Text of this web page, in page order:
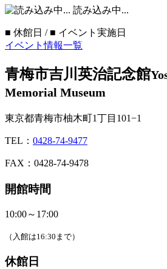
読み込み中...
■ 休館日 / ■ イベント実施日
イベント情報一覧
青梅市吉川英治記念館
Memorial Museum
東京都青梅市柚木町1丁目101−1
TEL： 0428-74-9477
FAX：0428-74-9478
開館時間
10:00～17:00
（入館は16:30まで）
休館日